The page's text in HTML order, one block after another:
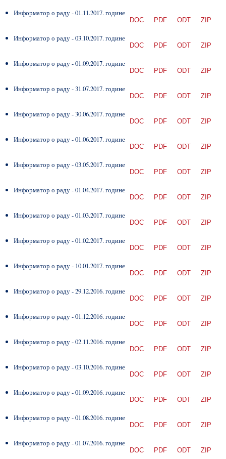
Информатор о раду - 01.11.2017. године
ZIP
ODT
PDF
DOC
Информатор о раду - 03.10.2017. године
ZIP
ODT
PDF
DOC
Информатор о раду - 01.09.2017. године
ZIP
ODT
PDF
DOC
Информатор о раду - 31.07.2017. године
ZIP
ODT
PDF
DOC
Информатор о раду - 30.06.2017. године
ZIP
ODT
PDF
DOC
Информатор о раду - 01.06.2017. године
ZIP
ODT
PDF
DOC
Информатор о раду - 03.05.2017. године
ZIP
ODT
PDF
DOC
Информатор о раду - 01.04.2017. године
ZIP
ODT
PDF
DOC
Информатор о раду - 01.03.2017. године
ZIP
ODT
PDF
DOC
Информатор о раду - 01.02.2017. године
ZIP
ODT
PDF
DOC
Информатор о раду - 10.01.2017. године
ZIP
ODT
PDF
DOC
Информатор о раду - 29.12.2016. године
ZIP
ODT
PDF
DOC
Информатор о раду - 01.12.2016. године
ZIP
ODT
PDF
DOC
Информатор о раду - 02.11.2016. године
ZIP
ODT
PDF
DOC
Информатор о раду - 03.10.2016. године
ZIP
ODT
PDF
DOC
Информатор о раду - 01.09.2016. године
ZIP
ODT
PDF
DOC
Информатор о раду - 01.08.2016. године
ZIP
ODT
PDF
DOC
Информатор о раду - 01.07.2016. године
ZIP
ODT
PDF
DOC